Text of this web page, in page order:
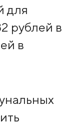
для
рублей в
в